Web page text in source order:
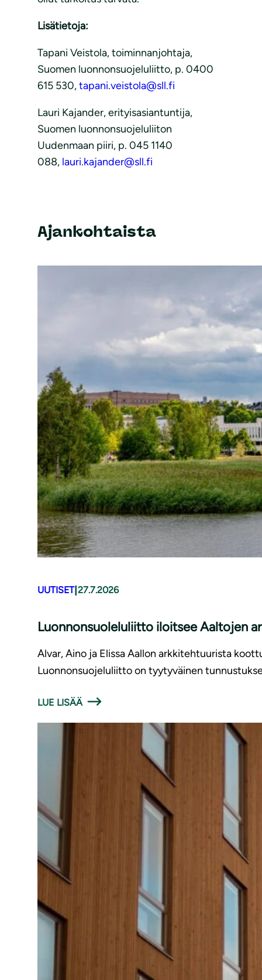
Lisätietoja:
Tapani Veistola, toiminnanjohtaja,
Suomen luonnonsuojeluliitto, p. 0400
615 530,tapani.veistola@sll.fi
Lauri Kajander, erityisasiantuntija,
Suomen luonnonsuojeluliiton
Uudenmaan piiri, p. 045 1140
088, lauri.kajander@sll.fi
Ajankohtaista
UUTISET|27.7.2026
Luonnonsuoleluliitto iloitsee Aaltojen
Alvar, Aino ja Elissa Aallon arkkitehtuurista
Luonnonsuojeluliitto on tyytyväinen
LUE LISÄÄ